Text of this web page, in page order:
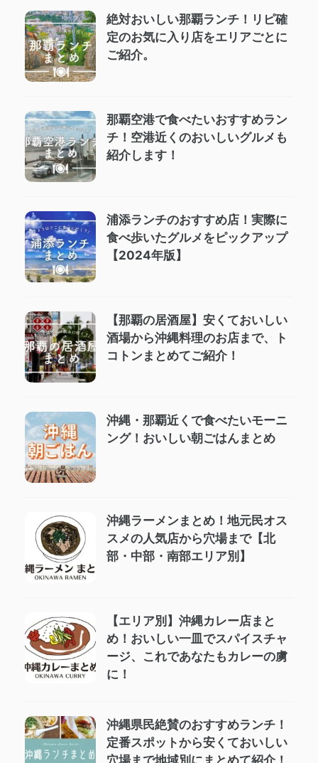
絶対おいしい那覇ランチ！リピ確
定のお気に入り店をエリアごとに
ご紹介。
那覇空港で食べたいおすすめラン
チ！空港近くのおいしいグルメも
紹介します！
浦添ランチのおすすめ店！実際に
食べ歩いたグルメをピックアップ
【2024年版】
【那覇の居酒屋】安くておいしい
酒場から沖縄料理のお店まで、ト
コトンまとめてご紹介！
沖縄・那覇近くで食べたいモーニ
ング！おいしい朝ごはんまとめ
沖縄ラーメンまとめ！地元民オス
スメの人気店から穴場まで【北
部・中部・南部エリア別】
【エリア別】沖縄カレー店まと
め！おいしい一皿でスパイスチャ
ージ、これであなたもカレーの虜
に！
沖縄県民絶賛のおすすめランチ！
定番スポットから安くておいしい